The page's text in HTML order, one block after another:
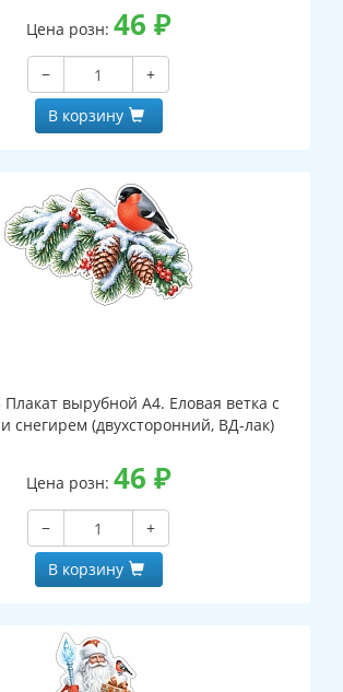
Цена розн: 46 ₽
−
+
В корзину
вырубной А4. Еловая ветка с
снегирем (двухсторонний, ВД-лак)
Цена розн: 46 ₽
−
+
В корзину